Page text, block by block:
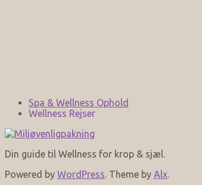
Spa & Wellness Ophold
Wellness Rejser
Din guide til Wellness for krop & sjæl.
Powered by WordPress. Theme by Alx.